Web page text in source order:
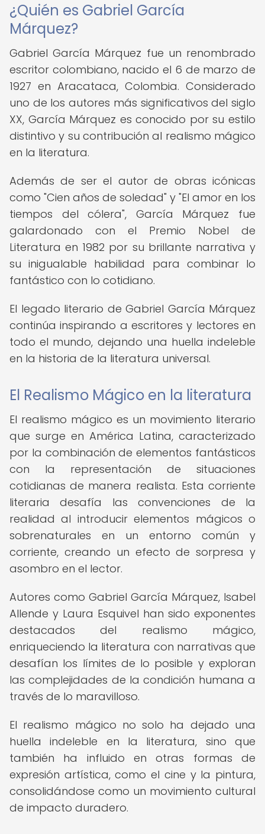
¿Quién es Gabriel García
Márquez?
Gabriel García Márquez fue un renombrado
escritor colombiano, nacido el 6 de marzo de
1927 en Aracataca, Colombia. Considerado
uno de los autores más significativos del siglo
XX, García Márquez es conocido por su estilo
distintivo y su contribución al realismo mágico
en la literatura.
Además de ser el autor de obras icónicas
como "Cien años de soledad" y "El amor en los
tiempos del cólera", García Márquez fue
galardonado con el Premio Nobel de
Literatura en 1982 por su brillante narrativa y
su inigualable habilidad para combinar lo
fantástico con lo cotidiano.
El legado literario de Gabriel García Márquez
continúa inspirando a escritores y lectores en
todo el mundo, dejando una huella indeleble
en la historia de la literatura universal.
El Realismo Mágico en la literatura
El realismo mágico es un movimiento literario
que surge en América Latina, caracterizado
por la combinación de elementos fantásticos
con la representación de situaciones
cotidianas de manera realista. Esta corriente
literaria desafía las convenciones de la
realidad al introducir elementos mágicos o
sobrenaturales en un entorno común y
corriente, creando un efecto de sorpresa y
asombro en el lector.
Autores como Gabriel García Márquez, Isabel
Allende y Laura Esquivel han sido exponentes
destacados del realismo mágico,
enriqueciendo la literatura con narrativas que
desafían los límites de lo posible y exploran
las complejidades de la condición humana a
través de lo maravilloso.
El realismo mágico no solo ha dejado una
huella indeleble en la literatura, sino que
también ha influido en otras formas de
expresión artística, como el cine y la pintura,
consolidándose como un movimiento cultural
de impacto duradero.